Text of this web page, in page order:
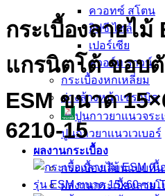
ควอทซ์ สโตน
ยิปซี ไทล์
เปอร์เซีย
ควอร์ท ราวน์
กระเบื้องหกเหลี่ยม
อ่างล้างหน้าเซรามิค
ปูนกาวยาเเนวจระ
ปูนกาวยาเเนวเวเบอร์
ผลงานกระเบื้อง
กระเบื้องเลียนแบบหิ
ผลงานกระเบื้องลาย
กระเบื้องลายไม้
แกรนิตโต้ ขอบ
ESM ขนาด
6210-15